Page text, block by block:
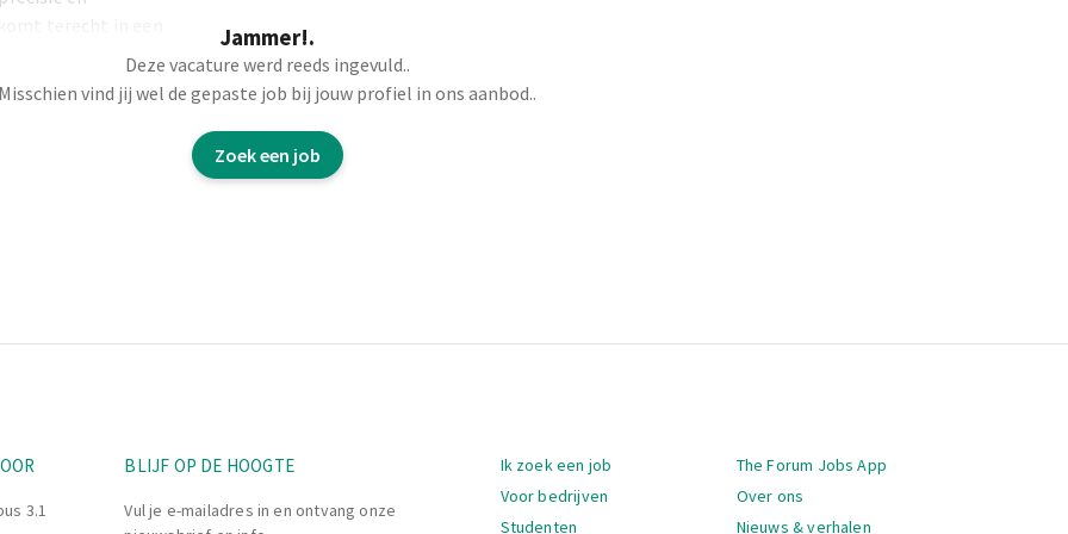
bouwprojecten.
Jammer!.
Deze vacature werd reeds ingevuld..
Misschien vind jij wel de gepaste job bij jouw profiel in ons aanbod..
Zoek een job
3.1
BLIJF OP DE HOOGTE
Vul je e-mailadres in en ontvang onze
Navigatie
Ik zoek een job
Voor bedrijven
Studenten
The Forum Jobs App
Over ons
Nieuws & verhalen